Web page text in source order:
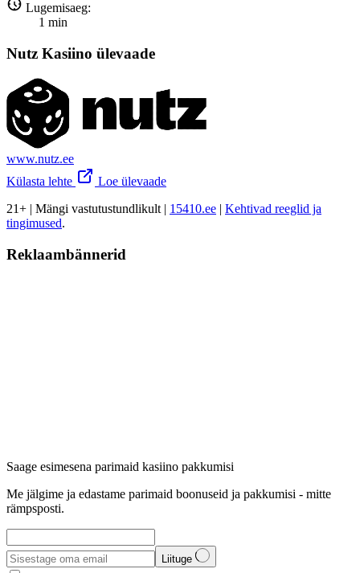
Lugemisaeg:
1 min
Nutz Kasiino ülevaade
www.nutz.ee
Külasta lehte
Loe ülevaade
21+ | Mängi vastutustundlikult | 15410.ee | Kehtivad reeglid ja
tingimused.
Reklaambännerid
Saage esimesena parimaid kasiino pakkumisi
Me jälgime ja edastame parimaid boonuseid ja pakkumisi - mitte
rämpsposti.
Liituge